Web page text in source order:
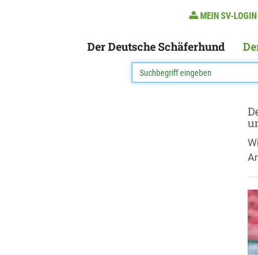
MEIN SV-LOGIN
Der Deutsche Schäferhund